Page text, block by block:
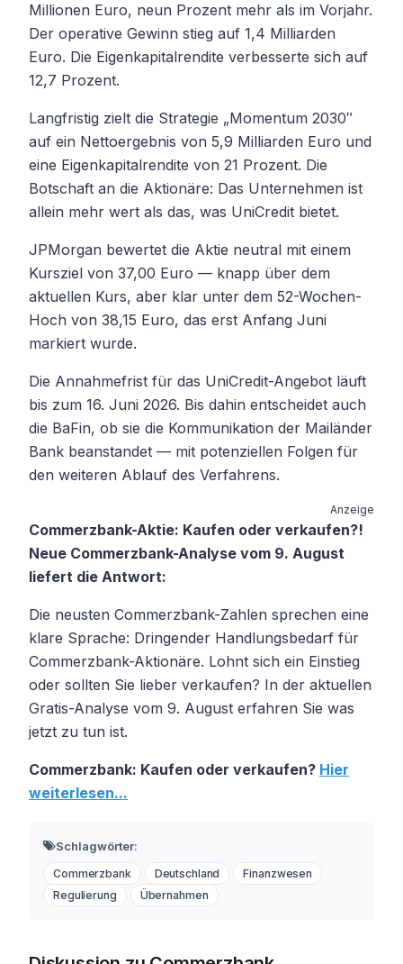
Millionen Euro, neun Prozent mehr als im Vorjahr.
Der operative Gewinn stieg auf 1,4 Milliarden
Euro. Die Eigenkapitalrendite verbesserte sich auf
12,7 Prozent.
Langfristig zielt die Strategie „Momentum 2030″
auf ein Nettoergebnis von 5,9 Milliarden Euro und
eine Eigenkapitalrendite von 21 Prozent. Die
Botschaft an die Aktionäre: Das Unternehmen ist
allein mehr wert als das, was UniCredit bietet.
JPMorgan bewertet die Aktie neutral mit einem
Kursziel von 37,00 Euro — knapp über dem
aktuellen Kurs, aber klar unter dem 52-Wochen-
Hoch von 38,15 Euro, das erst Anfang Juni
markiert wurde.
Die Annahmefrist für das UniCredit-Angebot läuft
bis zum 16. Juni 2026. Bis dahin entscheidet auch
die BaFin, ob sie die Kommunikation der Mailänder
Bank beanstandet — mit potenziellen Folgen für
den weiteren Ablauf des Verfahrens.
Anzeige
Commerzbank-Aktie: Kaufen oder verkaufen?!
Neue Commerzbank-Analyse vom 9. August
liefert die Antwort:
Die neusten Commerzbank-Zahlen sprechen eine
klare Sprache: Dringender Handlungsbedarf für
Commerzbank-Aktionäre. Lohnt sich ein Einstieg
oder sollten Sie lieber verkaufen? In der aktuellen
Gratis-Analyse vom 9. August erfahren Sie was
jetzt zu tun ist.
Commerzbank: Kaufen oder verkaufen? Hier
weiterlesen...
Schlagwörter:
Commerzbank Deutschland
Finanzwesen
Regulierung
Übernahmen